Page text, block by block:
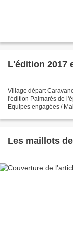
L'édition 2017
Village départ
l'édition Palmarès de
Equipes engagées /
Les maillots